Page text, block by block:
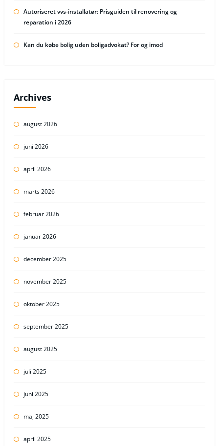
Autoriseret vvs-installatør: Prisguiden til renovering og
reparation i 2026
Kan du købe bolig uden boligadvokat? For og imod
Archives
august 2026
juni 2026
april 2026
marts 2026
februar 2026
januar 2026
december 2025
november 2025
oktober 2025
september 2025
august 2025
juli 2025
juni 2025
maj 2025
april 2025